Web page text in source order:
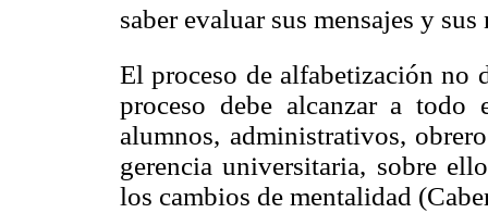
saber evaluar sus mensajes y sus
El proceso de alfabetización no
proceso debe alcanzar a
alumnos, administrativos,
gerencia universitaria, sobre
los cambios de mentalidad